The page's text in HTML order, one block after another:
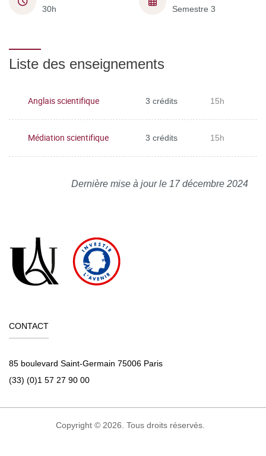
30h
Semestre 3
Liste des enseignements
Anglais scientifique 3 crédits 15h
Médiation scientifique 3 crédits 15h
Dernière mise à jour le 17 décembre 2024
CONTACT
85 boulevard Saint-Germain 75006 Paris
(33) (0)1 57 27 90 00
Copyright © 2026. Tous droits réservés.